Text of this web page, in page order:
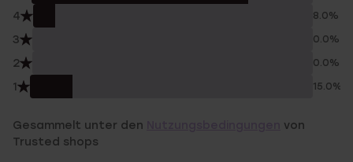
4 8.0%
3 0.0%
2 0.0%
1 15.0%
Gesammelt unter den
von
Trusted shops